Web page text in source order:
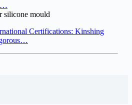
silicone mould
Certifications: Kinshing